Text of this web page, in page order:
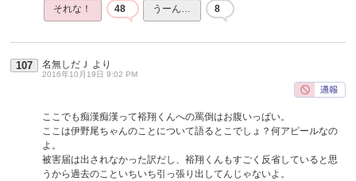
それな！ 48 うーん… 8
107 名無しだＪ より
2016年10月19日 9:02 PM
ここでも痴漢痴漢って裕翔くんへの罵倒はお腹いっぱい。
ここは伊野尾ちゃんのことについて語るとこでしょ？何アピールなの
よ。
被害届は出されなかった訳だし、裕翔くんもすごく反省していると思
うから過去のこといちいち引っ張り出してんじゃないよ。